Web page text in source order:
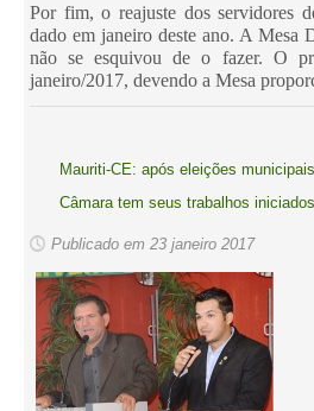
Por fim, o reajuste dos servidores
dado em janeiro deste ano. A Mesa
não se esquivou de o fazer. O
janeiro/2017, devendo a Mesa
Mauriti-CE: após eleições
Câmara tem seus trabalhos iniciados
Publicado em 23 janeiro 2017